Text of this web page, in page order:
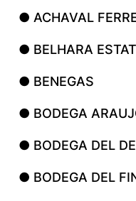
● ACHAVAL
● BELHARA
● BENEGAS
● BODEGA
● BODEGA DEL
● BODEGA DEL